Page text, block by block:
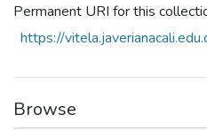
Permanent URI for this
https://
Browse